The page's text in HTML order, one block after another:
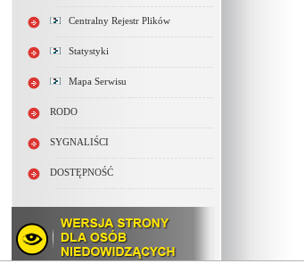
Centralny Rejestr Plików
Statystyki
Mapa Serwisu
RODO
SYGNALIŚCI
DOSTĘPNOŚĆ